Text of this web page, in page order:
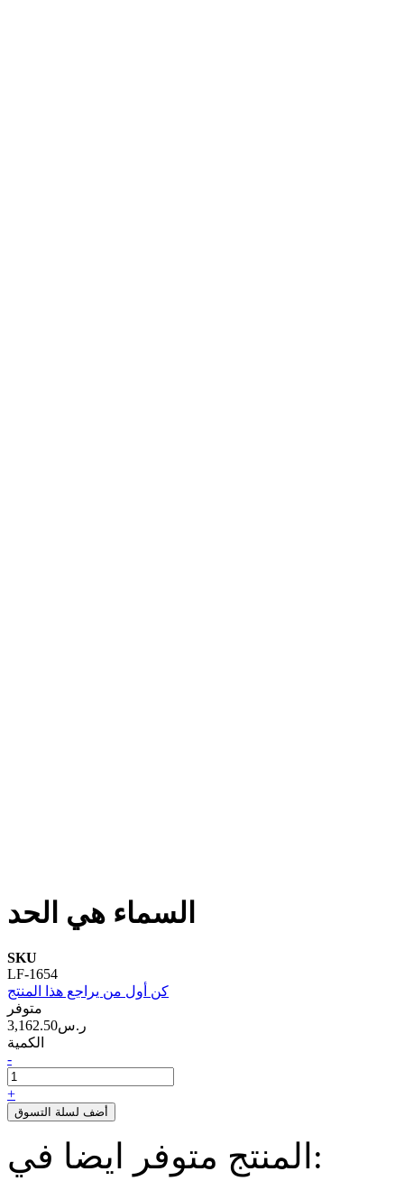
السماء هي الحد
SKU
LF-1654
كن أول من يراجع هذا المنتج
متوفر
3,162.50ر.س‏
الكمية
-
+
أضف لسلة التسوق
المنتج متوفر ايضا في: